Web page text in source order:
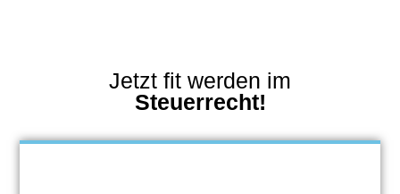
Jetzt fit werden im
Steuerrecht!